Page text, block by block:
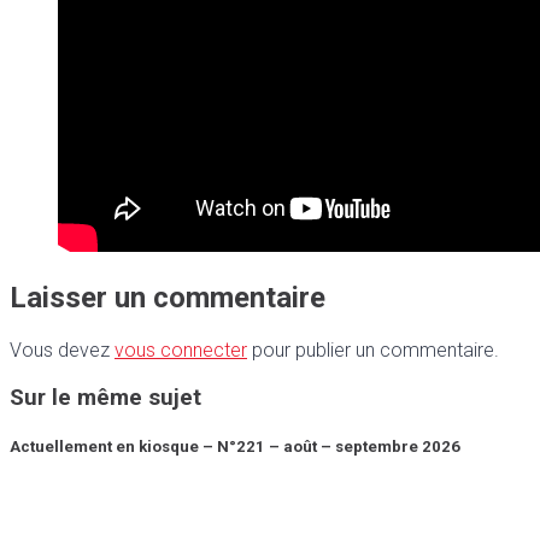
Laisser un commentaire
Vous devez vous connecter pour publier un commentaire.
Sur le même sujet
Actuellement en kiosque – N°221 – août – septembre 2026